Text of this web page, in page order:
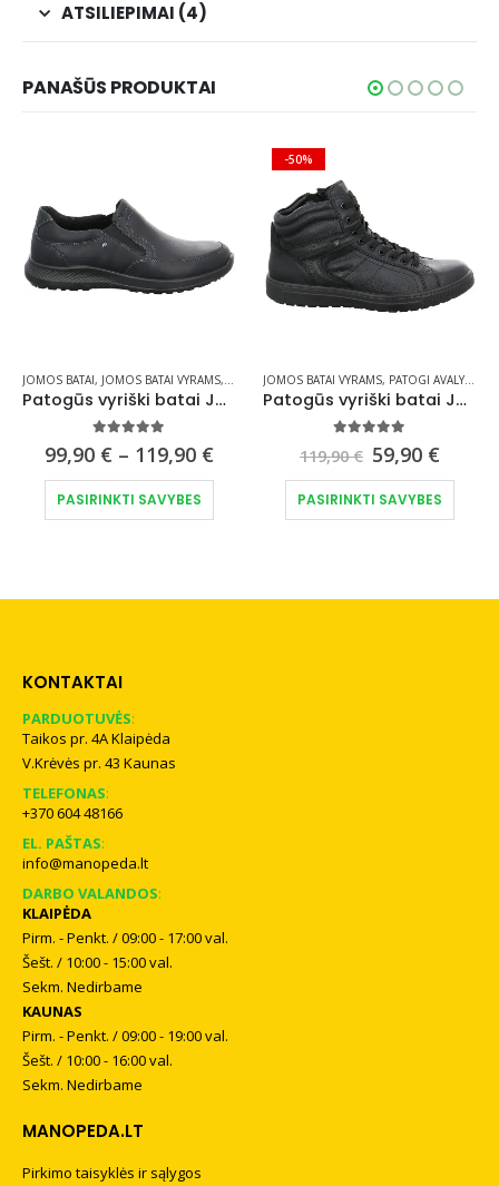
ATSILIEPIMAI (4)
PANAŠŪS PRODUKTAI
BATAI ( IŠTISUS METUS )
BATAI ,PATOGI AVALYNĖ VYRAMS,PATOGŪS BATAI ( IŠTISUS METUS ),RUDENS BATAI
JOMOS BATAI, JOMOS BATAI VYRAMS, ODINIAI BATAI ,PATOGI AVALYNĖ VYRAMS,
Patogūs vyriški batai JOMOS 322391-64 H
99,90 € – 119,90 €Price
range:
through
PASIRINKTI SAVYBES
This product has multiple variants. The options may be chosen on the product page
-50%
JOMOS BATAI VYRAMS, PATOGI AVALYNĖ VYRAMS
Patogūs vyriški batai JOMOS 321711-290 H
119,90€ Original
price
was:
119,90 €.
59,90 €
price
is:
59,90
PASIRINKTI SAVYBES
This product has multiple variants. The options may be chosen on the product page
KONTAKTAI
PARDUOTUVĖS:
Taikos pr. 4A Klaipėda
V.Krėvės pr. 43 Kaunas
TELEFONAS:
+370 604 48166
EL. PAŠTAS:
info@manopeda.lt
DARBO VALANDOS:
KLAIPĖDA
Pirm. - Penkt. / 09:00 - 17:00 val.
Šešt. / 10:00 - 15:00 val.
Sekm. Nedirbame
KAUNAS
Pirm. - Penkt. / 09:00 - 19:00 val.
Šešt. / 10:00 - 16:00 val.
Sekm. Nedirbame
MANOPEDA.LT
Pirkimo taisyklės ir sąlygos